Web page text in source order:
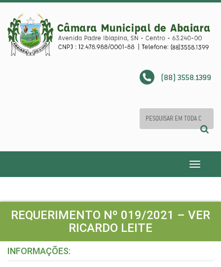
(88) 3558.1399
Toggle
REQUERIMENTO Nº 019/2021 – VER
RICARDO LEITE
INFORMAÇÕES: